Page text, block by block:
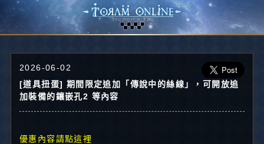
2026-06-02
[道具扭蛋] 期間限定追加「傳說中的絲線」，可開放追
加裝備的鑲嵌孔2 等內容
優惠內容請點這裡